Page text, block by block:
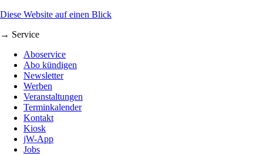
Diese Website auf einen Blick
→ Service
Aboservice
Abo kündigen
Newsletter
Werben
Veranstaltungen
Terminkalender
Kontakt
Kiosk
jW-App
Jobs